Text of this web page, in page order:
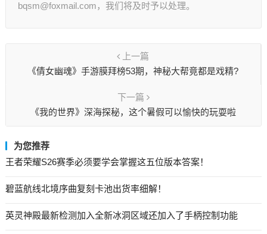
bqsm@foxmail.com，我们将及时予以处理。
上一篇
《倩女幽魂》手游膜拜榜53期，神秘大帮竟都是戏精?
下一篇
《我的世界》深海探秘，这个暑假可以愉快的玩耍啦
为您推荐
王者荣耀S26赛季必须要学会掌握这五位版本答案！
碧蓝航线北境序曲复刻卡池出货率细解！
英灵神殿最新检测加入全新冰洞区域还加入了手柄控制功能